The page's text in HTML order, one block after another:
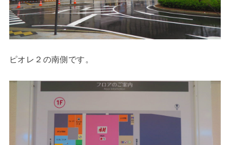
ピオレ２の南側です。